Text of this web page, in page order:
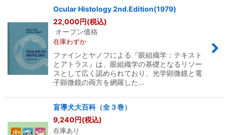
Ocular Histology 2nd.Edition(1979)
22,000円(税込)
オープン価格
在庫わずか
ファインとヤノフによる『眼組織学：テキスト
とアトラス』は、眼組織学の基礎となるリソー
スとして広く認められており、光学顕微鏡と電
子顕微鏡の両方を網羅した…
盲導犬大百科（全３巻）
9,240円(税込)
在庫あり